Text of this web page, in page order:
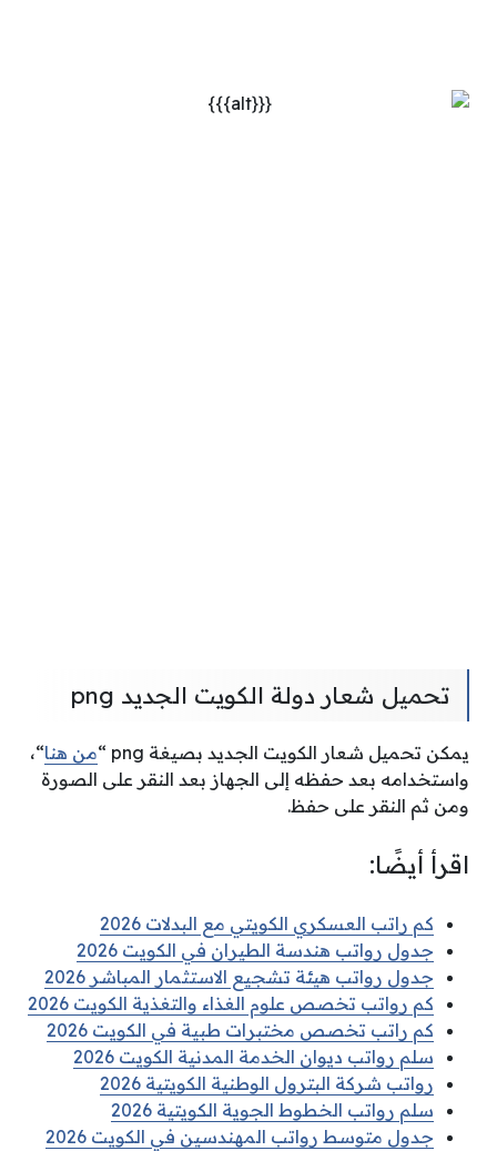
تحميل شعار دولة الكويت الجديد png
يمكن تحميل شعار الكويت الجديد بصيغة png “ من هنا“،
واستخدامه بعد حفظه إلى الجهاز بعد النقر على الصورة
ومن ثم النقر على حفظ.
اقرأ أيضًا:
كم راتب العسكري الكويتي مع البدلات 2026
جدول رواتب هندسة الطيران في الكويت 2026
جدول رواتب هيئة تشجيع الاستثمار المباشر 2026
كم رواتب تخصص علوم الغذاء والتغذية الكويت 2026
كم راتب تخصص مختبرات طبية في الكويت 2026
سلم رواتب ديوان الخدمة المدنية الكويت 2026
رواتب شركة البترول الوطنية الكويتية 2026
سلم رواتب الخطوط الجوية الكويتية 2026
جدول متوسط رواتب المهندسين في الكويت 2026